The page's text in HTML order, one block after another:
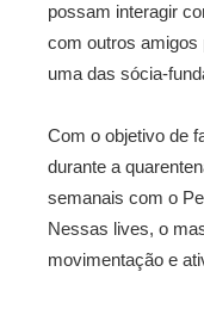
possam interagir
com outros amigos
uma das sócia-
Com o objetivo de
durante a
semanais com o
Nessas lives, o
movimentação e